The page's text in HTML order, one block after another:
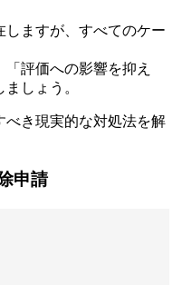
ますが、すべてのケー
評価への影響を抑え
しょう。
べき現実的な対処法を解
申請